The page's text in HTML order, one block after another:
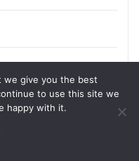
we give you the best
to use this site we
happy with it.